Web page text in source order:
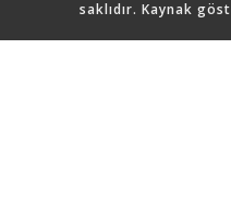
saklıdır. Kaynak